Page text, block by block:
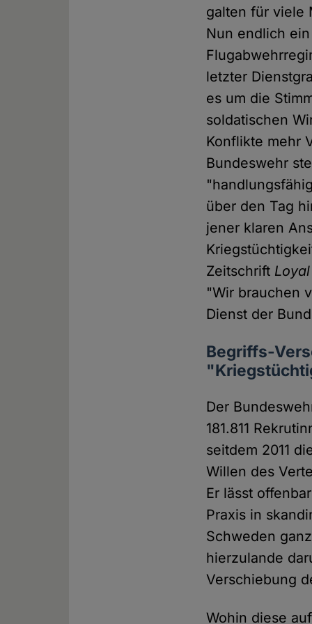
galten für viele
Nun endlich
letzter
es um die
soldatischen
Konflikte mehr
Bundeswehr
über den Tag
jener klaren
Zeitschrift Loyal
"Wir brauchen
Dienst der
Begriffs-
Der
181.811
seitdem 2011
Willen des
Er lässt
Praxis in
Schweden
hierzulande
Verschiebung
Wohin diese